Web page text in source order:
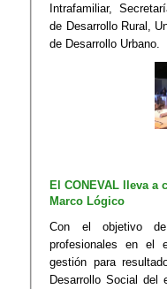
Intrafamiliar​,
de Desarrollo Rural,
de Desarrollo Urbano​.
El CONEVAL lleva a
Marco Lógico
Con el objetivo
profesionales en el
gestión para
Desarrollo Social del